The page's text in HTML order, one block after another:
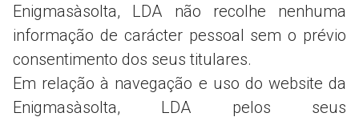
Enigmasàsolta, LDA não recolhe nenhuma
informação de carácter pessoal sem o prévio
consentimento dos seus titulares.
Em relação à navegação e uso do website da
Enigmasàsolta, LDA pelos seus